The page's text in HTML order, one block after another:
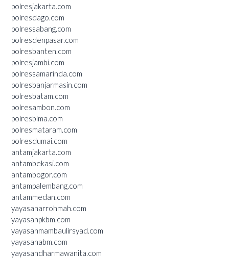
polresjakarta.com
polresdago.com
polressabang.com
polresdenpasar.com
polresbanten.com
polresjambi.com
polressamarinda.com
polresbanjarmasin.com
polresbatam.com
polresambon.com
polresbima.com
polresmataram.com
polresdumai.com
antamjakarta.com
antambekasi.com
antambogor.com
antampalembang.com
antammedan.com
yayasanarrohmah.com
yayasanpkbm.com
yayasanmambaulirsyad.com
yayasanabm.com
yayasandharmawanita.com